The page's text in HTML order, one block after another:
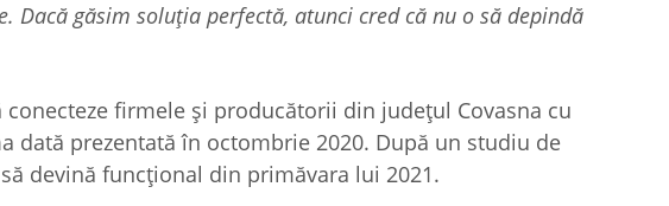
găsim soluția perfectă, atunci cred că nu o să depindă
firmele și producătorii din județul Covasna cu
prezentată în octombrie 2020. După un studiu de
devină funcțional din primăvara lui 2021.